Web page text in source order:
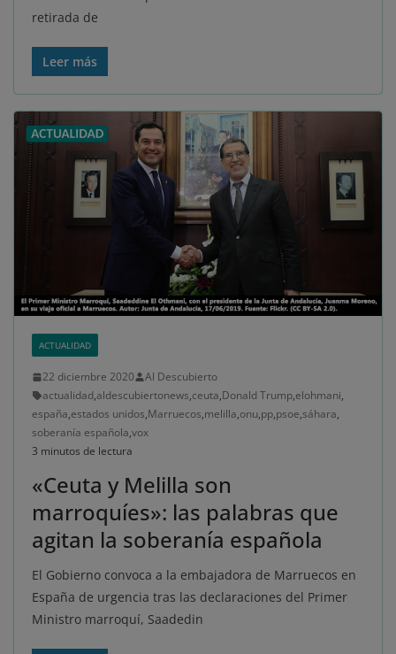
retirada de
Leer más
ACTUALIDAD
22 diciembre 2020
Al Descubierto
actualidad,aldescubiertonews,ceuta,Donald Trump,elohmani,
españa,estados unidos,Marruecos,melilla,onu,pp,psoe,sáhara,
soberanía española,vox
3 minutos de lectura
«Ceuta y Melilla son
marroquíes»: las palabras que
agitan la soberanía española
El Gobierno convoca a la embajadora de Marruecos en
España de urgencia tras las declaraciones del Primer
Ministro marroquí, Saadedin